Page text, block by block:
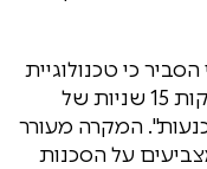
כי טכנולוגיית
שכפול קול זמינה כיום בקלות: "מספיקות 15 שניות של
המקרה מעורר
על הסכנות